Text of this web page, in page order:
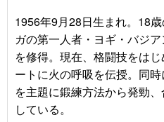
1956年9月28日生まれ。18
ガの第一人者・ヨギ・バジ
を修得。現在、格闘技をは
ートに火の呼吸を伝授。同
を主題に鍛練方法から発勁
している。